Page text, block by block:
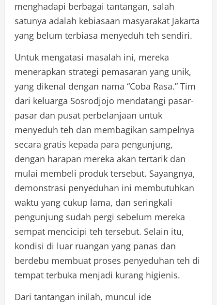
menghadapi berbagai tantangan, salah
satunya adalah kebiasaan masyarakat Jakarta
yang belum terbiasa menyeduh teh sendiri.
Untuk mengatasi masalah ini, mereka
menerapkan strategi pemasaran yang unik,
yang dikenal dengan nama “Coba Rasa.” Tim
dari keluarga Sosrodjojo mendatangi pasar-
pasar dan pusat perbelanjaan untuk
menyeduh teh dan membagikan sampelnya
secara gratis kepada para pengunjung,
dengan harapan mereka akan tertarik dan
mulai membeli produk tersebut. Sayangnya,
demonstrasi penyeduhan ini membutuhkan
waktu yang cukup lama, dan seringkali
pengunjung sudah pergi sebelum mereka
sempat mencicipi teh tersebut. Selain itu,
kondisi di luar ruangan yang panas dan
berdebu membuat proses penyeduhan teh di
tempat terbuka menjadi kurang higienis.
Dari tantangan inilah, muncul ide